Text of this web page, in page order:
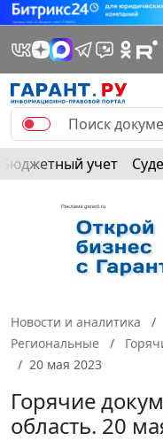
Бюджетный учет
Новости и аналитика
Региональные
20 мая 2023
Горячие
область. 20